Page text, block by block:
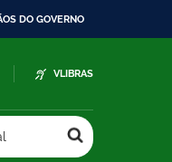
DO GOVERNO
VLIBRAS